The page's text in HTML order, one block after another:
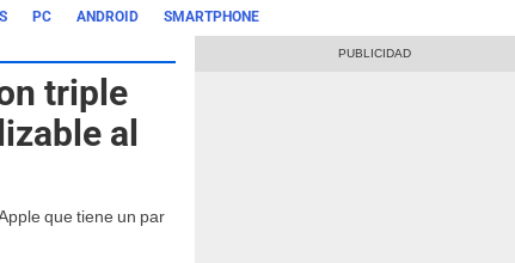
PC ANDROID SMARTPHONE
triple
al
que tiene un par